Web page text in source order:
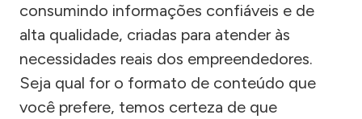
consumindo informações confiáveis e de
alta qualidade, criadas para atender às
necessidades reais dos empreendedores.
Seja qual for o formato de conteúdo que
você prefere, temos certeza de que